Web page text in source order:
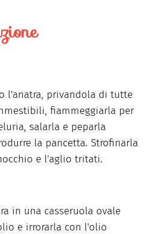
l'anatra, privandola di tutte
fiammeggiarla per
salarla e peparla
la pancetta. Strofinarla
e l'aglio tritati.
in una casseruola ovale
e irrorarla con l'olio